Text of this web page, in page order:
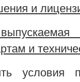
и
и
условия